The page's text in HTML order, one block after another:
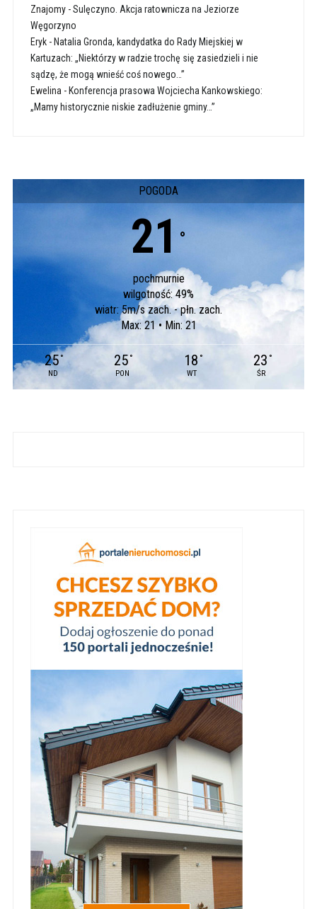
Znajomy-Sulęczyno. Akcja ratownicza na Jeziorze
Węgorzyno
Eryk- Natalia Gronda, kandydatka do Rady Miejskiej w
Kartuzach: „Niektórzy w radzie trochę się zasiedzieli i nie
sądzę, że mogą wnieść coś nowego…”
Ewelina - Konferencja prasowa Wojciecha Kankowskiego:
„Mamy historycznie niskie zadłużenie gminy…”
POGODA
21 °
pochmurnie
wilgotność: 49%
wiatr: 5m/s zach. - płn. zach.
Max: 21 • Min: 21
25 °
ND
25 °
PON
18 °
WT
23 °
ŚR